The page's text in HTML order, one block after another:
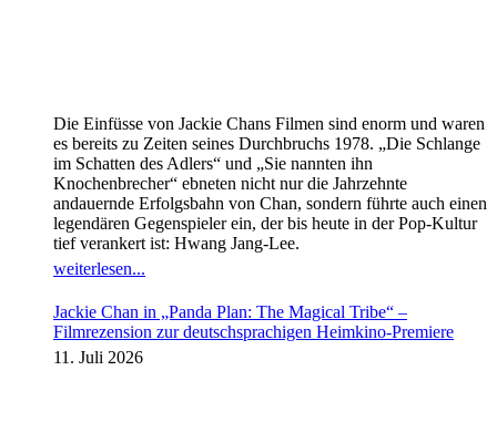
Die Einfüsse von Jackie Chans Filmen sind enorm und waren
es bereits zu Zeiten seines Durchbruchs 1978. „Die Schlange
im Schatten des Adlers“ und „Sie nannten ihn
Knochenbrecher“ ebneten nicht nur die Jahrzehnte
andauernde Erfolgsbahn von Chan, sondern führte auch einen
legendären Gegenspieler ein, der bis heute in der Pop-Kultur
tief verankert ist: Hwang Jang-Lee.
weiterlesen...
Jackie Chan in „Panda Plan: The Magical Tribe“ –
Filmrezension zur deutschsprachigen Heimkino-Premiere
11. Juli 2026